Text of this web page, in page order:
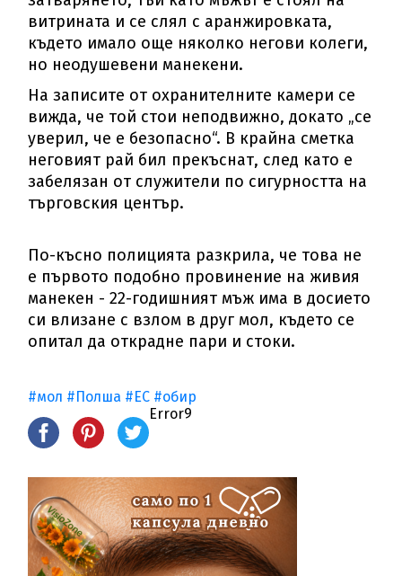
витрината и се слял с аранжировката,
където имало още няколко негови колеги,
но неодушевени манекени.
На записите от охранителните камери се
вижда, че той стои неподвижно, докато „се
уверил, че е безопасно“. В крайна сметка
неговият рай бил прекъснат, след като е
забелязан от служители по сигурността на
търговския център.
По-късно полицията разкрила, че това не
е първото подобно провинение на живия
манекен - 22-годишният мъж има в досието
си влизане с взлом в друг мол, където се
опитал да открадне пари и стоки.
#мол #Полша #ЕС #обир
Error9